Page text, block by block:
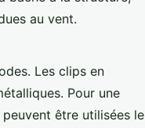
au vent.
Les clips en
Pour une
être utilisées le